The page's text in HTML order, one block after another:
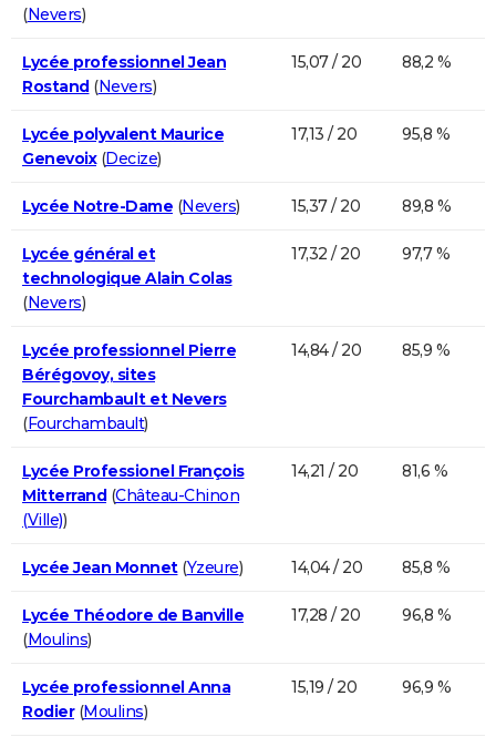
(Nevers)
Lycée professionnel Jean
Rostand(Nevers)
15,07 / 20 88,2 %
Lycée polyvalent Maurice
Genevoix(Decize)
17,13 / 20 95,8 %
Lycée Notre-Dame (Nevers) 15,37 / 20 89,8 %
Lycée général et
technologique Alain Colas
(Nevers)
17,32 / 20 97,7 %
Lycée professionnel Pierre
Bérégovoy, sites
Fourchambault et Nevers
(Fourchambault)
14,84 / 20 85,9 %
Lycée Professionel François
Mitterrand(Château-Chinon
(Ville))
14,21 / 20 81,6 %
Lycée Jean Monnet(Yzeure) 14,04 / 20 85,8 %
Lycée Théodore de Banville
(Moulins)
17,28 / 20 96,8 %
Lycée professionnel Anna
Rodier(Moulins)
15,19 / 20 96,9 %